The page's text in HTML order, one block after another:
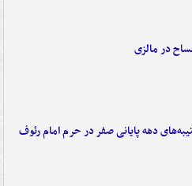
در مالزی
دهه پایانی صفر در حرم امام رئوف